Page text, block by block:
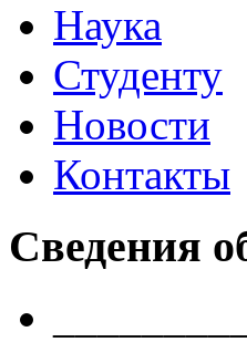
Наука
Студенту
Новости
Контакты
Сведения